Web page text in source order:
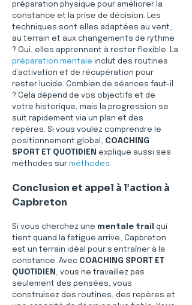
préparation physique pour améliorer la
constance et la prise de décision. Les
techniques sont elles adaptées au vent,
au terrain et aux changements de rythme
? Oui, elles apprennent à rester flexible. La
préparation mentale inclut des routines
d’activation et de récupération pour
rester lucide. Combien de séances faut-il
? Cela dépend de vos objectifs et de
votre historique, mais la progression se
suit rapidement via un plan et des
repères. Si vous voulez comprendre le
positionnement global, COACHING
SPORT ET QUOTIDIEN explique aussi ses
méthodes sur méthodes.
Conclusion et appel à l’action à
Capbreton
Si vous cherchez une mentale trail
qui
tient quand la fatigue arrive, Capbreton
est un terrain idéal pour s’entraîner à la
constance. Avec COACHING SPORT ET
QUOTIDIEN , vous ne travaillez pas
seulement des pensées, vous
construisez des routines, des repères et